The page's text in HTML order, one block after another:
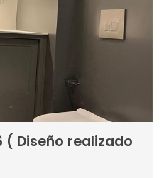
( Diseño realizado